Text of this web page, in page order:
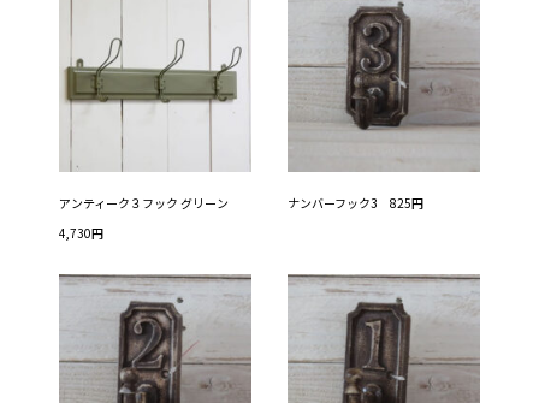
アンティーク３フック グリーン
4,730円
ナンバーフック3 825円